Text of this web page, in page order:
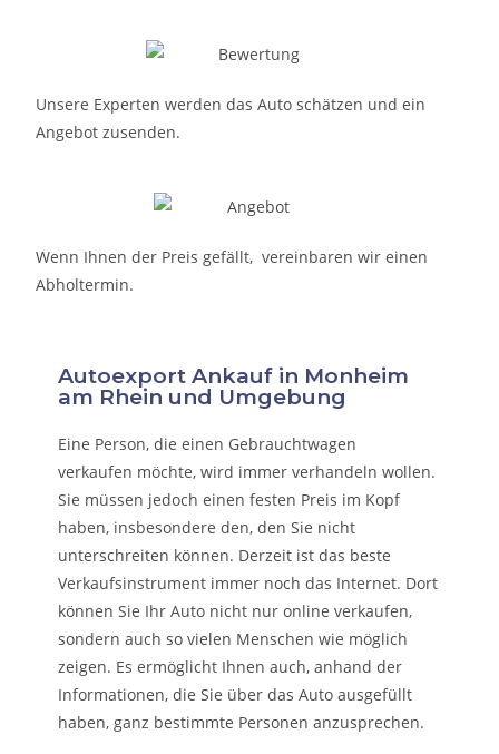
Unsere Experten werden das Auto schätzen und ein
Angebot zusenden.
Wenn Ihnen der Preis gefällt, vereinbaren wir einen
Abholtermin.
Autoexport Ankauf in Monheim
am Rhein und Umgebung
Eine Person, die einen Gebrauchtwagen
verkaufen möchte, wird immer verhandeln wollen.
Sie müssen jedoch einen festen Preis im Kopf
haben, insbesondere den, den Sie nicht
unterschreiten können. Derzeit ist das beste
Verkaufsinstrument immer noch das Internet. Dort
können Sie Ihr Auto nicht nur online verkaufen,
sondern auch so vielen Menschen wie möglich
zeigen. Es ermöglicht Ihnen auch, anhand der
Informationen, die Sie über das Auto ausgefüllt
haben, ganz bestimmte Personen anzusprechen.